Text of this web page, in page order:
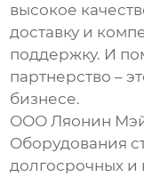
высокое
доставку и
поддержку. И
партнерство –
бизнесе.
ООО Ляонин
Оборудования
долгосрочных